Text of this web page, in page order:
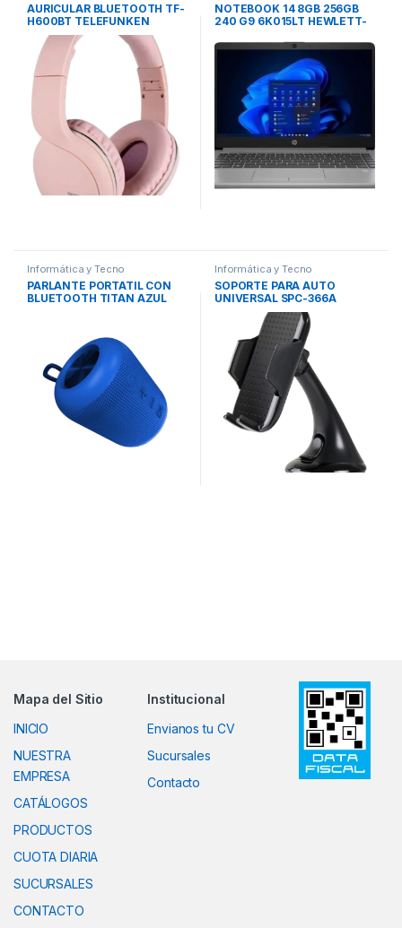
AURICULAR BLUETOOTH TF-
H600BT TELEFUNKEN
NOTEBOOK 14 8GB 256GB
240 G9 6K015LT HEWLETT-
Informática y Tecno
PARLANTE PORTATIL CON
BLUETOOTH TITAN AZUL
Informática y Tecno
SOPORTE PARA AUTO
UNIVERSAL SPC-366A
Mapa del Sitio
INICIO
NUESTRA
EMPRESA
CATÁLOGOS
PRODUCTOS
CUOTA DIARIA
SUCURSALES
CONTACTO
Institucional
Envianos tu CV
Sucursales
Contacto